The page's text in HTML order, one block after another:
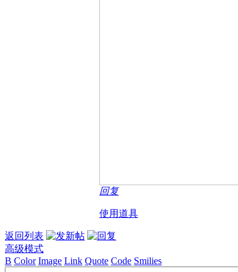
回复
使用道具
返回列表
高级模式
B Color Image Link Quote Code Smilies